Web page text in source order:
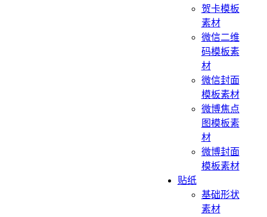
贺卡模板
素材
微信二维
码模板素
材
微信封面
模板素材
微博焦点
图模板素
材
微博封面
模板素材
贴纸
基础形状
素材